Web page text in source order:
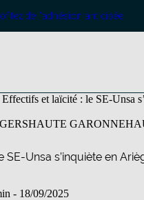
de l’adhésion anticipée
Effectifs et laïcité : le SE-Unsa
GERSHAUTE GARONNE
SE-Unsa s’inquiète en
- 18/09/2025